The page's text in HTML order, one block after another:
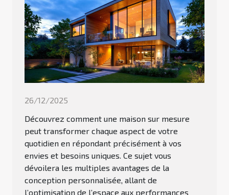
26/12/2025
Découvrez comment une maison sur mesure
peut transformer chaque aspect de votre
quotidien en répondant précisément à vos
envies et besoins uniques. Ce sujet vous
dévoilera les multiples avantages de la
conception personnalisée, allant de
l’optimisation de l’espace aux performances